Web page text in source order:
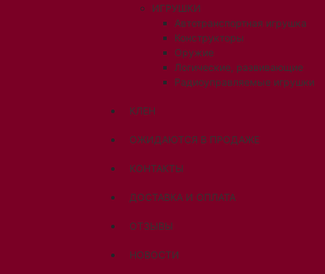
ИГРУШКИ
Автотранспортная игрушка
Конструкторы
Оружие
Логические, развивающие
Радиоуправляемые игрушки
КЛЕН
ОЖИДАЮТСЯ В ПРОДАЖЕ
КОНТАКТЫ
ДОСТАВКА И ОПЛАТА
ОТЗЫВЫ
НОВОСТИ